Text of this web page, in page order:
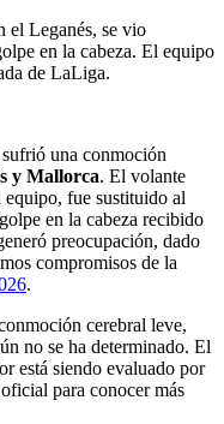
el Leganés, se vio
en la cabeza. El equipo
de LaLiga.
una conmoción
y Mallorca. El volante
fue sustituido al
en la cabeza recibido
preocupación, dado
compromisos de la
.
cerebral leve,
no se ha determinado. El
está siendo evaluado por
para conocer más